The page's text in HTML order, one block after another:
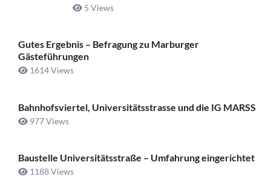
5 Views
Gutes Ergebnis – Befragung zu Marburger
Gästeführungen
1614 Views
Bahnhofsviertel, Universitätsstrasse und die IG MARSS
977 Views
Baustelle Universitätsstraße ­– Umfahrung eingerichtet
1188 Views